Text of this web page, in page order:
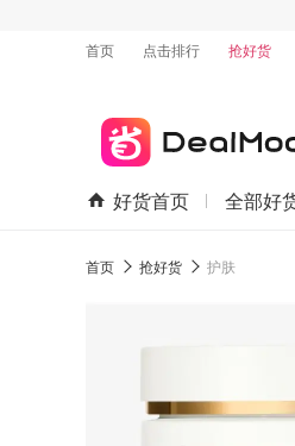
首页
点击排行 抢好货
好货首页 全部好
首页 抢好货 护肤